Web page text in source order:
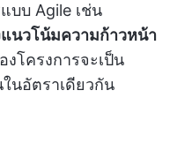
บบ Agile เช่น
นวโน้มความก้าวหน้า
โครงการจะเป็น
นอัตราเดียวกัน